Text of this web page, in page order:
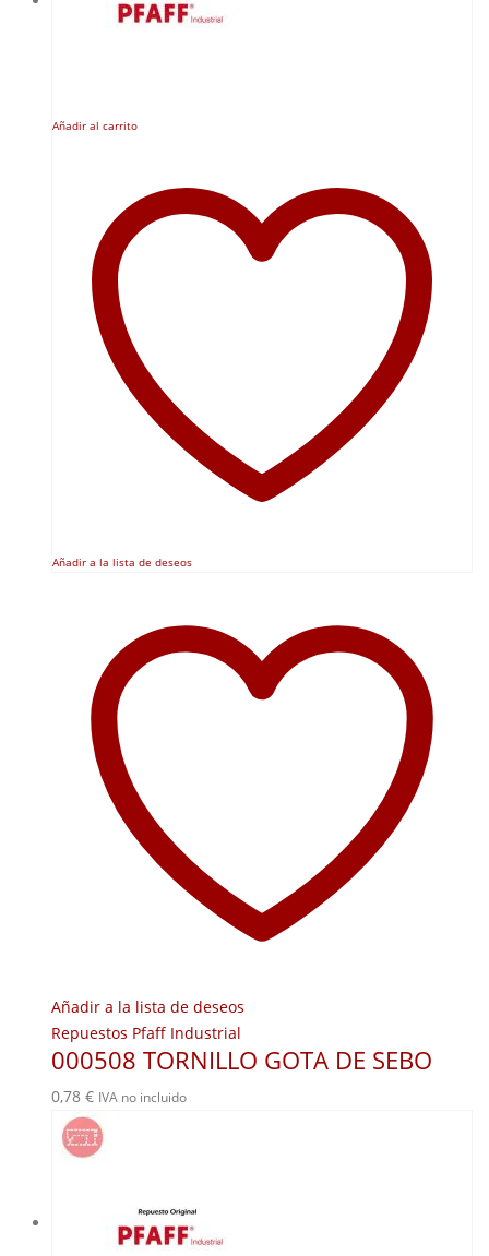
Añadir al carrito
Añadir a la lista de deseos
Añadir a la lista de deseos
Repuestos Pfaff Industrial
000508 TORNILLO GOTA DE SEBO
0,78 € IVA no incluido